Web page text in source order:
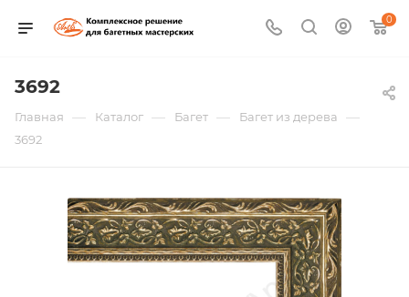
0
3692
Главная — Каталог — Багет — Багет из дерева —
3692